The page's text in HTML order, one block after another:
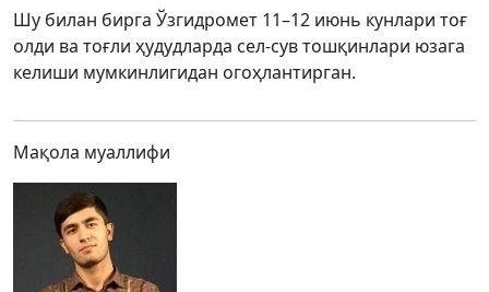
Шу билан бирга Ўзгидромет 11–12 июнь кунлари тоғ
олди ва тоғли ҳудудларда сел-сув тошқинлари юзага
келиши мумкинлигидан огоҳлантирган.
Мақола муаллифи